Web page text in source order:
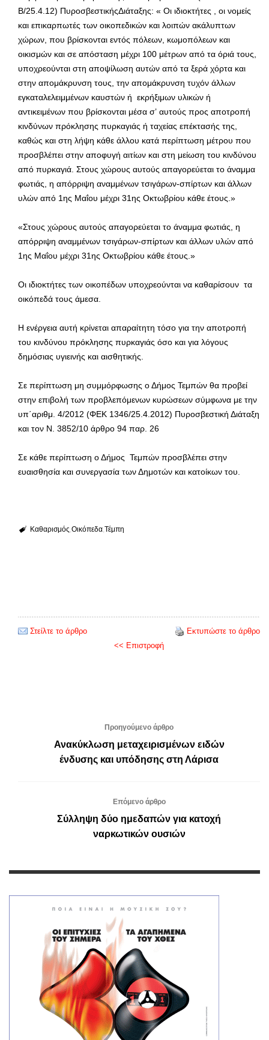
Β/25.4.12) ΠυροσβεστικήςΔιάταξης: « Οι ιδιοκτήτες , οι νομείς
και επικαρπωτές των οικοπεδικών και λοιπών ακάλυπτων
χώρων, που βρίσκονται εντός πόλεων, κωμοπόλεων και
οικισμών και σε απόσταση μέχρι 100 μέτρων από τα όριά τους,
υποχρεούνται στη αποψίλωση αυτών από τα ξερά χόρτα και
στην απομάκρυνση τους, την απομάκρυνση τυχόν άλλων
εγκαταλελειμμένων καυστών ή εκρήξιμων υλικών ή
αντικειμένων που βρίσκονται μέσα σ’ αυτούς προς αποτροπή
κινδύνων πρόκλησης πυρκαγιάς ή ταχείας επέκτασής της,
καθώς και στη λήψη κάθε άλλου κατά περίπτωση μέτρου που
προσβλέπει στην αποφυγή αιτίων και στη μείωση του κινδύνου
από πυρκαγιά Στους χώρους αυτούς απαγορεύεται το άναμμα
φωτιάς, η απόρριψη αναμμένων τσιγάρων-σπίρτων και άλλων
υλών από 1ης Μαΐου μέχρι 31ης Οκτωβρίου κάθε έτους.»
«Στους χώρους αυτούς απαγορεύεται το άναμμα φωτιάς, η
απόρριψη αναμμένων τσιγάρων-σπίρτων και άλλων υλών από
1ης Μαΐου μέχρι 31ης Οκτωβρίου κάθε έτους.»
Οι ιδιοκτήτες των οικοπέδων υποχρεούνται να καθαρίσουν τα
οικόπεδά τους άμεσα
Η ενέργεια αυτή κρίνεται απαραίτητη τόσο για την αποτροπή
του κινδύνου πρόκλησης πυρκαγιάς όσο και για λόγους
δημόσιας υγιεινής και αισθητικής.
Σε περίπτωση μη συμμόρφωσης ο Δήμος Τεμπών θα προβεί
στην επιβολή των προβλεπόμενων κυρώσεων σύμφωνα με την
υπ΄αριθμ. 4/2012 (ΦΕΚ 1346/25.4.2012) Πυροσβεστική Διάταξη
και τον Ν. 3852/10 άρθρο 94 παρ. 26
Σε κάθε περίπτωση ο Δήμος Τεμπών προσβλέπει στην
ευαισθησία και συνεργασία των Δημοτών και κατοίκων του.
Καθαρισμός Οικόπεδα Τέμπη
Στείλτε το άρθρο
Εκτυπώστε το άρθρο
<< Επιστροφή
Προηγούμενο άρθρο
Ανακύκλωση μεταχειρισμένων ειδών
ένδυσης και υπόδησης στη Λάρισα
Επόμενο άρθρο
Σύλληψη δύο ημεδαπών για κατοχή
ναρκωτικών ουσιών